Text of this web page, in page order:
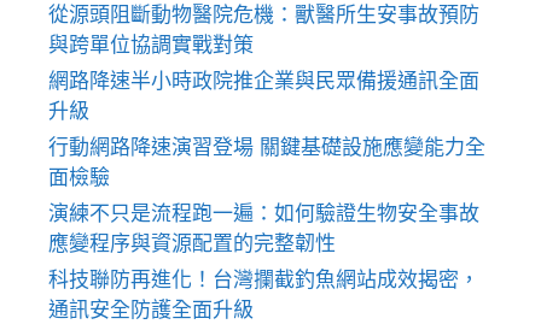
從源頭阻斷動物醫院危機：獸醫所生安事故預防
與跨單位協調實戰對策
網路降速半小時政院推企業與民眾備援通訊全面
升級
行動網路降速演習登場 關鍵基礎設施應變能力全
面檢驗
演練不只是流程跑一遍：如何驗證生物安全事故
應變程序與資源配置的完整韌性
科技聯防再進化！台灣攔截釣魚網站成效揭密，
通訊安全防護全面升級